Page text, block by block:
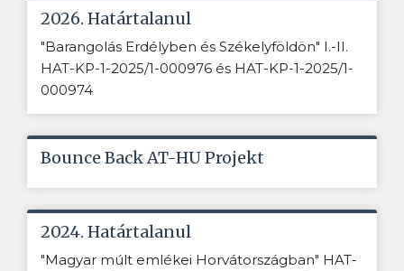
2026. Határtalanul
"Barangolás Erdélyben és Székelyföldön" I.-II.
HAT-KP-1-2025/1-000976 és HAT-KP-1-2025/1-
000974
Bounce Back AT-HU Projekt
2024. Határtalanul
"Magyar múlt emlékei Horvátországban" HAT-